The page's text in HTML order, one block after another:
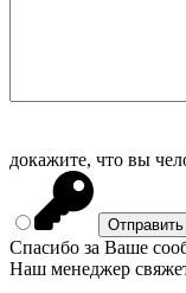
докажите, что вы
Спасибо за Ваше
Наш менеджер